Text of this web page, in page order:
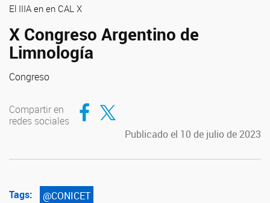
El IIIA en en CAL X
X Congreso Argentino de
Limnología
Congreso
Compartir en
redes sociales
Compartir en Facebook
Compartir en Twitter
Publicado el 10 de julio de 2023
Tags: @CONICET